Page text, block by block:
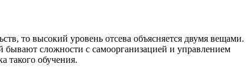
то высокий уровень отсева объясняется двумя вещами.
бывают сложности с самоорганизацией и управлением
такого обучения.